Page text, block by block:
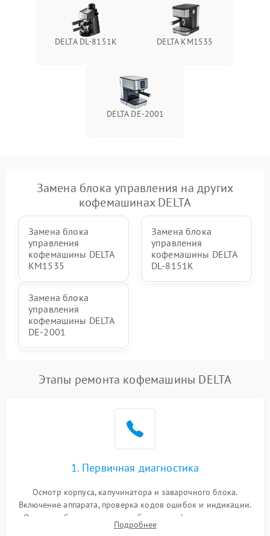
DELTA DL-8151K DELTA KM1535
DELTA DE-2001
Замена блока управления на других
кофемашинах DELTA
Замена блока
управления
кофемашины DELTA
KM1535
Замена блока
управления
кофемашины DELTA
DL-8151K
Замена блока
управления
кофемашины DELTA
DE-2001
Этапы ремонта кофемашины DELTA
1. Первичная диагностика
Осмотр корпуса, капучинатора и заварочного блока.
Включение аппарата, проверка кодов ошибок и индикации.
Оценка работы помпы, термоблока и кофемолки на слух.
Измерение температуры и давления воды для выявления
Подробнее